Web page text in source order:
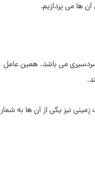
ها می پردازیم.
سردسیری می باشد. همین عامل
نیز یکی از آن ها به شمار